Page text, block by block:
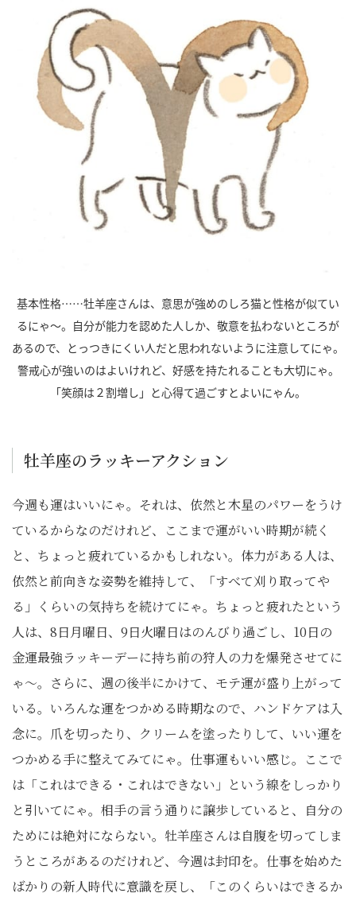
基本性格……牡羊座さんは、意思が強めのしろ猫と性格が似てい
るにゃ～。自分が能力を認めた人しか、敬意を払わないところが
あるので、とっつきにくい人だと思われないように注意してにゃ。
警戒心が強いのはよいけれど、好感を持たれることも大切にゃ。
「笑顔は２割増し」と心得て過ごすとよいにゃん。
牡羊座のラッキーアクション
今週も運はいいにゃ。それは、依然と木星のパワーをうけ
ているからなのだけれど、ここまで運がいい時期が続く
と、ちょっと疲れているかもしれない。体力がある人は、
依然と前向きな姿勢を維持して、「すべて刈り取ってや
る」くらいの気持ちを続けてにゃ。ちょっと疲れたという
人は、8日月曜日、9日火曜日はのんびり過ごし、10日の
金運最強ラッキーデーに持ち前の狩人の力を爆発させてに
ゃ～。さらに、週の後半にかけて、モテ運が盛り上がって
いる。いろんな運をつかめる時期なので、ハンドケアは入
念に。爪を切ったり、クリームを塗ったりして、いい運を
つかめる手に整えてみてにゃ。仕事運もいい感じ。ここで
は「これはできる・これはできない」という線をしっかり
と引いてにゃ。相手の言う通りに譲歩していると、自分の
ためには絶対にならない。牡羊座さんは自腹を切ってしま
うところがあるのだけれど、今週は封印を。仕事を始めた
ばかりの新人時代に意識を戻し、「このくらいはできるか